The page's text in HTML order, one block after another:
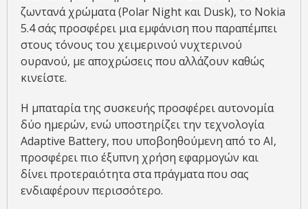
ζωντανά χρώματα (Polar Night και Dusk), το Nokia
5.4 σάς προσφέρει μια εμφάνιση που παραπέμπει
στους τόνους του χειμερινού νυχτερινού
ουρανού, με αποχρώσεις που αλλάζουν καθώς
κινείστε.
Η μπαταρία της συσκευής προσφέρει αυτονομία
δύο ημερών, ενώ υποστηρίζει την τεχνολογία
Adaptive Battery, που υποβοηθούμενη από το AI,
προσφέρει πιο έξυπνη χρήση εφαρμογών και
δίνει προτεραιότητα στα πράγματα που σας
ενδιαφέρουν περισσότερο.